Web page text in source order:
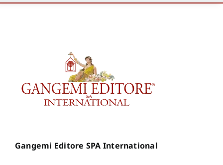
Gangemi Editore SPA International